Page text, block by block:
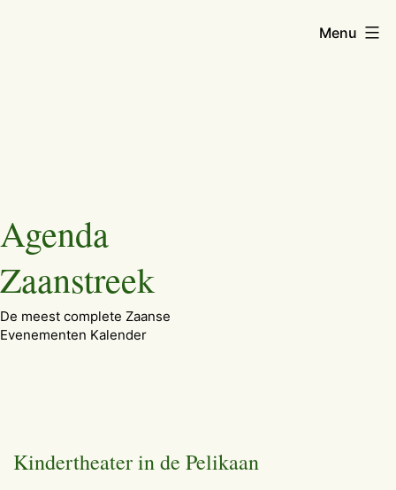
naar
de
inhoud
Agenda
Zaanstreek
De meest complete Zaanse
Evenementen Kalender
Menu
Kindertheater in de Pelikaan